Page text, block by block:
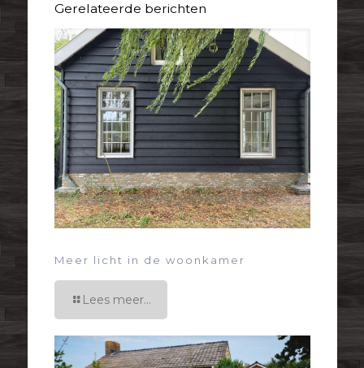
Gerelateerde berichten
Meer licht in de woonkamer
Lees meer...